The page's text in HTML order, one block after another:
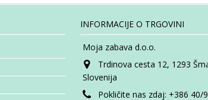
INFORMACIJE O TRGOVINI
Moja zabava d.o.o.
Trdinova cesta 12, 1293
Slovenija
Pokličite nas zdaj: +386 40/